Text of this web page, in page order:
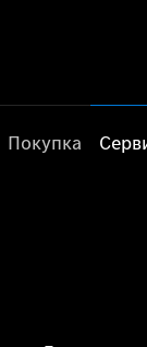
Покупка